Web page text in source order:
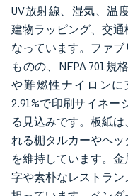
UV放射線、湿気、温
建物ラッピング、交
なっています。ファ
ものの、NFPA 701規
や難燃性ナイロンに
2.91%で印刷サイネー
る見込みです。板紙
れる棚タルカーやヘ
を維持しています。
字や素朴なレストラ